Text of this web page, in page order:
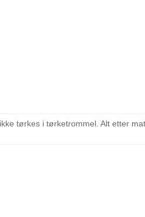
tørkes i tørketrommel. Alt etter